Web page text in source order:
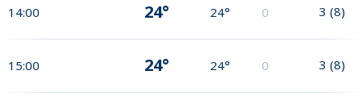
14:00 24° 24° 0 3 (8)
15:00 24° 24° 0 3 (8)